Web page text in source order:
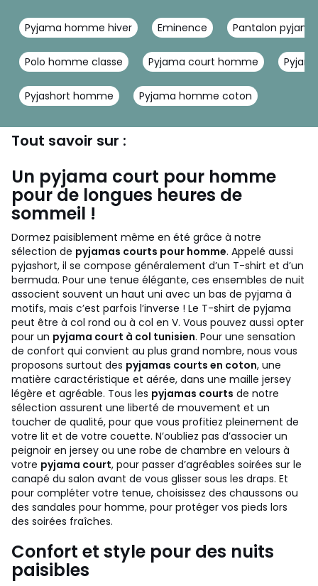
Pyjama homme hiver Eminence Pantalon
Polo homme classe Pyjama court homme
Pyjashort homme Pyjama homme coton
Tout savoir sur :
Un pyjama court pour homme
pour de longues heures de
sommeil !
Dormez paisiblement même en été grâce à notre
sélection de pyjamas courts pour homme. Appelé aussi
pyjashort, il se compose généralement d’un T-shirt et d’un
bermuda. Pour une tenue élégante, ces ensembles de nuit
associent souvent un haut uni avec un bas de pyjama à
motifs, mais c’est parfois l’inverse ! Le T-shirt de pyjama
peut être à col rond ou à col en V. Vous pouvez aussi opter
pour un pyjama court à col tunisien. Pour une sensation
de confort qui convient au plus grand nombre, nous vous
proposons surtout des pyjamas courts en coton, une
matière caractéristique et aérée, dans une maille jersey
légère et agréable. Tous les pyjamas courts de notre
sélection assurent une liberté de mouvement et un
toucher de qualité, pour que vous profitiez pleinement de
votre lit et de votre couette. N’oubliez pas d’associer un
peignoir en jersey ou une robe de chambre en velours à
votre pyjama court, pour passer d’agréables soirées sur le
canapé du salon avant de vous glisser sous les draps. Et
pour compléter votre tenue, choisissez des chaussons ou
des sandales pour homme, pour protéger vos pieds lors
des soirées fraîches.
Confort et style pour des nuits
paisibles